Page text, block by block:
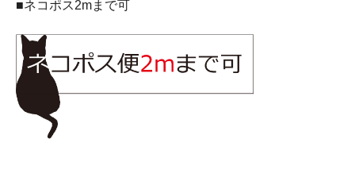
■ネコポス2mまで可